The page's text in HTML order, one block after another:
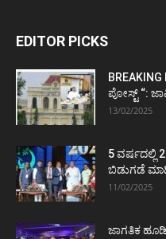
EDITOR PICKS
ಪೋಸ್ಟ್‌ “:
13/02/2025
5 ವರ್ಷದಲ್ಲಿ
ಬಿಡುಗಡೆ
11/02/2025
ಜಾಗತಿಕ